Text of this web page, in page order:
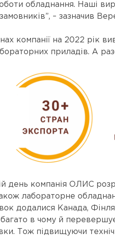
обладнання. Наші
– зазначив
компанії на 2022 рік
приладів. А
день компанія ОЛИС
лабораторне
додалися Канада,
багато в чому й
Тож підвищуючи